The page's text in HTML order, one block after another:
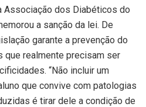
Associação dos Diabéticos do
a sanção da lei. De
garante a prevenção do
que realmente precisam ser
“Não incluir um
que convive com patologias
é tirar dele a condição de